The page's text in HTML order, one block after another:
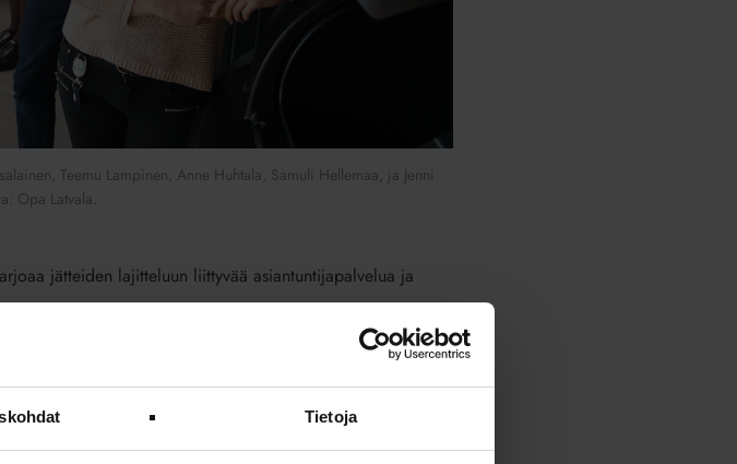
Tietoja
Teemu Lampinen, Anne Huhtala, Samuli Hellemaa, ja Jenni
Opa Latvala.
jätteiden lajitteluun liittyvää asiantuntijapalvelua ja
on levinnyt myös muualle maailmaan. Erotumme muista
pienelläkin pihalla on mahdollista lajitella useaa